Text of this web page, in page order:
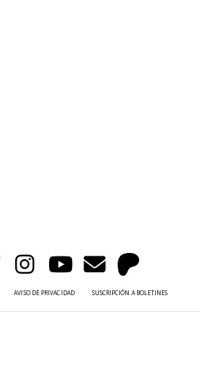
AVISO DE PRIVACIDAD SUSCRIPCIÓN A BOLETINES